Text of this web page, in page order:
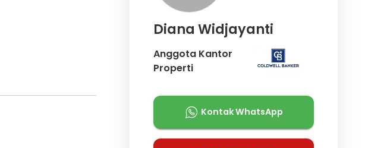
Diana Widjayanti
Anggota Kantor
Properti
Kontak WhatsApp